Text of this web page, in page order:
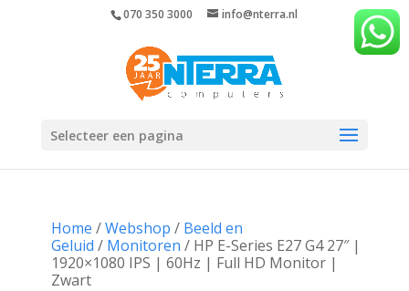
070 350 3000 info@nterra.nl
Selecteer een pagina
Home /Webshop / Beeld en
Geluid / Monitoren / HP E-Series E27 G4 27″ |
1920×1080 IPS | 60Hz | Full HD Monitor |
Zwart